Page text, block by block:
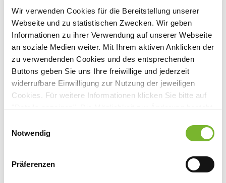
Wir verwenden Cookies für die Bereitstellung unserer
Webseite und zu statistischen Zwecken. Wir geben
Informationen zu ihrer Verwendung auf unserer Webseite
an soziale Medien weiter. Mit Ihrem aktiven Anklicken der
zu verwendenden Cookies und des entsprechenden
Buttons geben Sie uns Ihre freiwillige und jederzeit
widerrufbare Einwilligung zur Nutzung der jeweiligen
Cookies. Für weitere Informationen klicken Sie bitte auf
Datenschutzerklärung
Notwendig
Präferenzen
Anbieter:
Verbund Katholischer Kliniken Düsseldorf gGmbH St.
Vinzenz-Krankenhaus
Ansprechpartner:
Schloßstraße 85